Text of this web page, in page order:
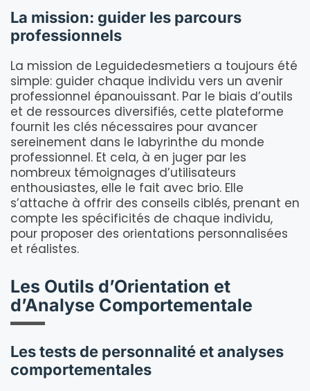
La mission: guider les parcours
professionnels
La mission de Leguidedesmetiers a toujours été
simple: guider chaque individu vers un avenir
professionnel épanouissant. Par le biais d’outils
et de ressources diversifiés, cette plateforme
fournit les clés nécessaires pour avancer
sereinement dans le labyrinthe du monde
professionnel. Et cela, à en juger par les
nombreux témoignages d’utilisateurs
enthousiastes, elle le fait avec brio. Elle
s’attache à offrir des conseils ciblés, prenant en
compte les spécificités de chaque individu,
pour proposer des orientations personnalisées
et réalistes.
Les Outils d’Orientation et
d’Analyse Comportementale
Les tests de personnalité et analyses
comportementales